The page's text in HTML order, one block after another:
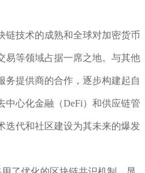
链技术的成熟和全球对加密货币
易等领域占据一席之地。与其他
务提供商的合作，逐步构建起自
中心化金融（DeFi）和供应链管
迭代和社区建设为其未来的爆发